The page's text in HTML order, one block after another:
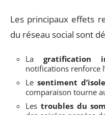
Les principaux effets
du réseau social sont
Lagratification
notifications renforce
Lesentiment
comparaison tourne
Les troubles du